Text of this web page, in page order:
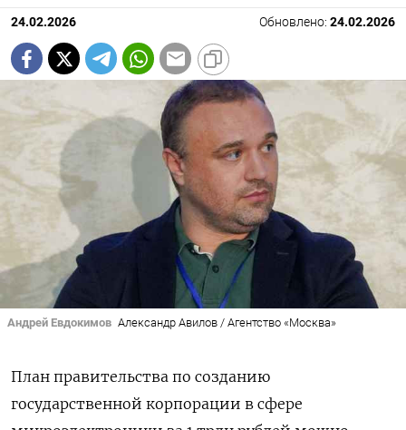
24.02.2026 Обновлено: 24.02.2026
Андрей Евдокимов Александр Авилов / Агентство «Москва»
План правительства по созданию
государственной корпорации в сфере